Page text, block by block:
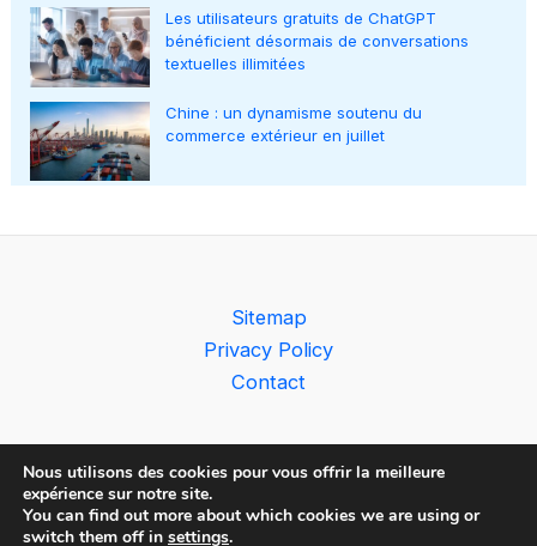
Les utilisateurs gratuits de ChatGPT
bénéficient désormais de conversations
textuelles illimitées
Chine : un dynamisme soutenu du
commerce extérieur en juillet
Sitemap
Privacy Policy
Contact
Copyright © 2026 The AI Observer
Nous utilisons des cookies pour vous offrir la meilleure
expérience sur notre site.
You can find out more about which cookies we are using or
switch them off in settings.